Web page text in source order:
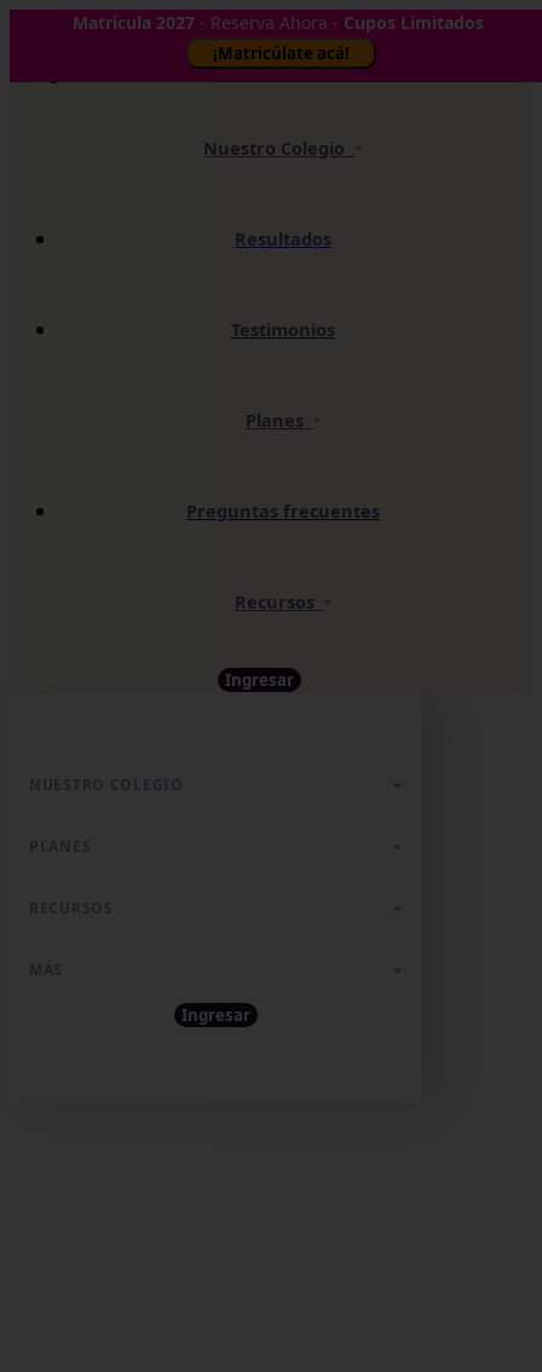
Matrícula 2027 - Reserva Ahora - Cupos Limitados
¡Matricúlate acá!
Nuestro Colegio
Resultados
Testimonios
Planes
Preguntas frecuentes
Recursos
Ingresar
Ingresar